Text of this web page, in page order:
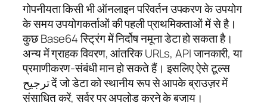
गोपनीयता किसी भी ऑनलाइन परिवर्तन उपकरण के उपयोग
के समय उपयोगकर्ताओं की पहली प्राथमिकताओं में से है।
कुछ Base64 स्ट्रिंग में निर्दोष नमूना डेटा हो सकता है।
अन्य में ग्राहक विवरण, आंतरिक URLs, API जानकारी, या
प्रमाणीकरण-संबंधी मान हो सकते हैं। इसलिए ऐसे टूल्स
ترجیح दें जो डेटा को स्थानीय रूप से आपके ब्राउज़र में
संसाधित करें, सर्वर पर अपलोड करने के बजाय।